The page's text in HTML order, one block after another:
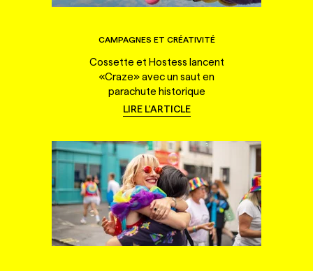
CAMPAGNES ET CRÉATIVITÉ
Cossette et Hostess lancent
«Craze» avec un saut en
parachute historique
LIRE L'ARTICLE